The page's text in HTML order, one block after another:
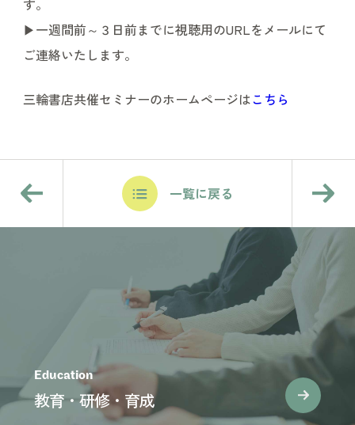
▶︎一週間前～３日前までに視聴用のURLをメールにて
ご連絡いたします。
三輪書店共催セミナーのホームページはこちら
一覧に戻る
Education
教育・研修・育成